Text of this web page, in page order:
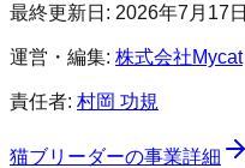
最終更新日: 2026年7月17日
運営・編集: 株式会社Mycat
責任者: 村岡 功規
猫ブリーダーの事業詳細